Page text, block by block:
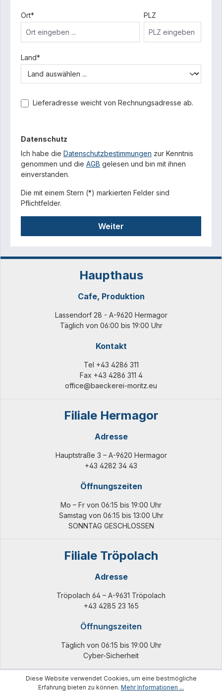
Ort* PLZ
Land*
Lieferadresse weicht von Rechnungsadresse ab.
Datenschutz
Ich habe die Datenschutzbestimmungen zur Kenntnis
genommen und die AGB gelesen und bin mit ihnen
einverstanden.
Die mit einem Stern (*) markierten Felder sind
Pflichtfelder.
Weiter
Haupthaus
Cafe, Produktion
Lassendorf 28 - A-9620 Hermagor
Täglich von 06:00 bis 19:00 Uhr
Kontakt
Tel +43 4286 311
Fax +43 4286 311 4
office@baeckerei-moritz.eu
Filiale Hermagor
Adresse
Hauptstraße 3 – A-9620 Hermagor
+43 4282 34 43
Öffnungszeiten
Mo – Fr von 06:15 bis 19:00 Uhr
Samstag von 06:15 bis 13:00 Uhr
SONNTAG GESCHLOSSEN
Filiale Tröpolach
Adresse
Tröpolach 64 – A-9631 Tröpolach
+43 4285 23 165
Öffnungszeiten
Täglich von 06:15 bis 19:00 Uhr
Cyber-Sicherheit
Diese Website verwendet Cookies, um eine bestmögliche
Erfahrung bieten zu können. Mehr Informationen ...